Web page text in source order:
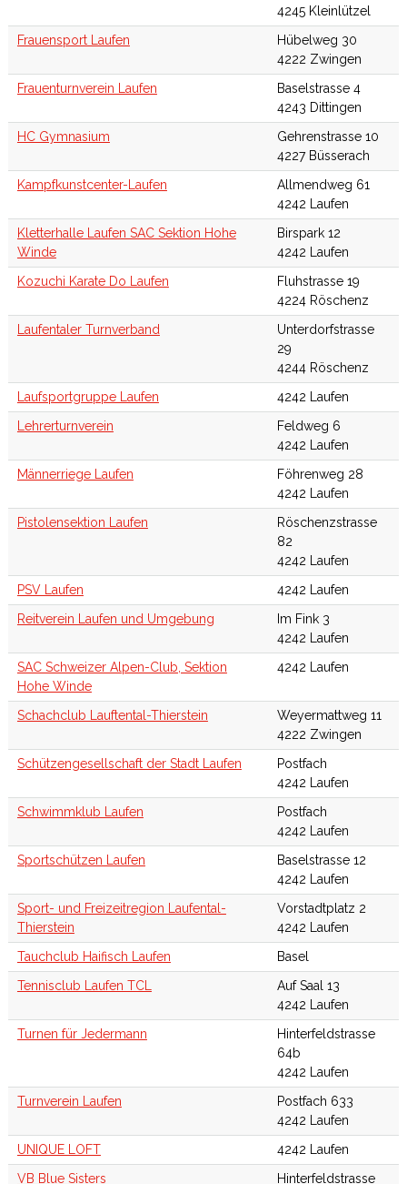
4245 Kleinlützel
Frauensport Laufen
Hübelweg 30
4222 Zwingen
Frauenturnverein Laufen
Baselstrasse 4
4243 Dittingen
HC Gymnasium
Gehrenstrasse 10
4227 Büsserach
Kampfkunstcenter-Laufen
Allmendweg 61
4242 Laufen
Kletterhalle Laufen SAC Sektion Hohe
Winde
Birspark 12
4242 Laufen
Kozuchi Karate Do Laufen
Fluhstrasse 19
4224 Röschenz
Laufentaler Turnverband
Unterdorfstrasse
29
4244 Röschenz
Laufsportgruppe Laufen
4242 Laufen
Lehrerturnverein
Feldweg 6
4242 Laufen
Männerriege Laufen
Föhrenweg 28
4242 Laufen
Pistolensektion Laufen
Röschenzstrasse
82
4242 Laufen
PSV Laufen
4242 Laufen
Reitverein Laufen und Umgebung
Im Fink 3
4242 Laufen
SAC Schweizer Alpen-Club, Sektion
Hohe Winde
4242 Laufen
Schachclub Lauftental-Thierstein
Weyermattweg 11
4222 Zwingen
Schützengesellschaft der Stadt Laufen
Postfach
4242 Laufen
Schwimmklub Laufen
Postfach
4242 Laufen
Sportschützen Laufen
Baselstrasse 12
4242 Laufen
Sport- und Freizeitregion Laufental-
Thierstein
Vorstadtplatz 2
4242 Laufen
Tauchclub Haifisch Laufen
Basel
Tennisclub Laufen TCL
Auf Saal 13
4242 Laufen
Turnen für Jedermann
Hinterfeldstrasse
64b
4242 Laufen
Turnverein Laufen
Postfach 633
4242 Laufen
UNIQUE LOFT
4242 Laufen
VB Blue Sisters
Hinterfeldstrasse